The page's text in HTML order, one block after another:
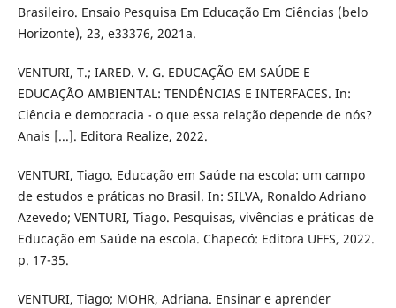
Brasileiro. Ensaio Pesquisa Em Educação Em Ciências (belo
Horizonte), 23, e33376, 2021a.
VENTURI, T.; IARED. V. G. EDUCAÇÃO EM SAÚDE E
EDUCAÇÃO AMBIENTAL: TENDÊNCIAS E INTERFACES. In:
Ciência e democracia - o que essa relação depende de nós?
Anais [...]. Editora Realize, 2022.
VENTURI, Tiago. Educação em Saúde na escola: um campo
de estudos e práticas no Brasil. In: SILVA, Ronaldo Adriano
Azevedo; VENTURI, Tiago. Pesquisas, vivências e práticas de
Educação em Saúde na escola. Chapecó: Editora UFFS, 2022.
p. 17-35.
VENTURI, Tiago; MOHR, Adriana. Ensinar e aprender